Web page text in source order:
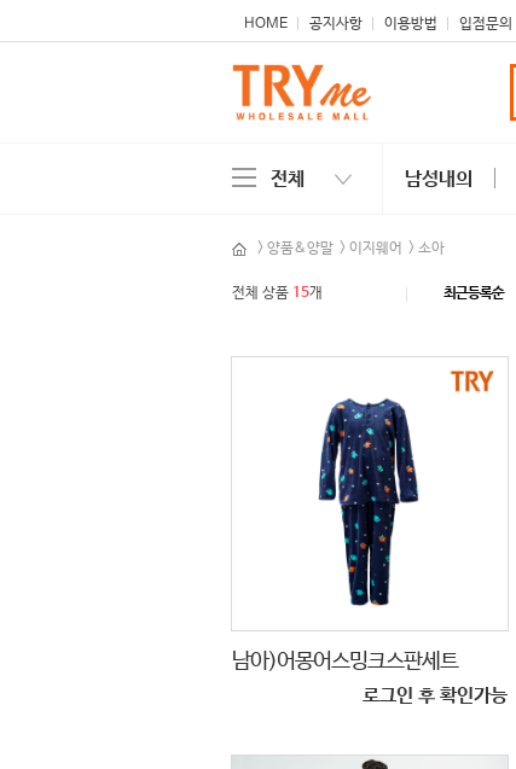
HOME
공지사항 이용방법 입점문의
전체 남성내의
> 양품&양말 > 이지웨어 > 소아
전체 상품 15개 최근등록순
남아)어몽어스밍크스판세트
로그인 후 확인가능